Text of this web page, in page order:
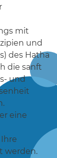
mit
und
des Hatha
die sanft
und
eine
werden.